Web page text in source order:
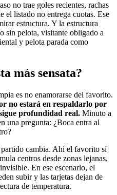
no trae goles recientes, rachas
el listado no entrega cuotas. Ese
estructura. Y la estructura
sin pelota, visitante obligado a
y pelota parada como
más sensata?
es no enamorarse del favorito.
no estará en respaldarlo por
profundidad real. Minuto a
una pregunta: ¿Boca entra al
cambia. Ahí el favorito sí
centros desde zonas lejanas,
En ese escenario, el
subir y las tarjetas dejan de
de temperatura.